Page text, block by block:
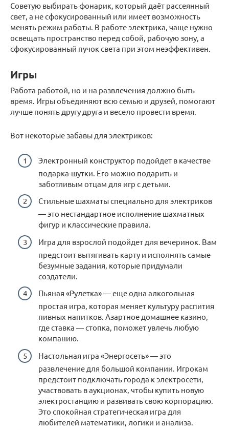
Советую выбирать фонарик, который даёт рассеянный
свет, а не сфокусированный или имеет возможность
менять режим работы. В работе электрика, чаще нужно
освещать пространство перед собой, рабочую зону, а
сфокусированный пучок света при этом неэффективен.
Игры
Работа работой, но и на развлечения должно быть
время. Игры объединяют всю семью и друзей, помогают
лучше понять другу друга и весело провести время.
Вот некоторые забавы для электриков:
Электронный конструктор подойдет в качестве
подарка-шутки. Его можно подарить и
заботливым отцам для игр с детьми.
Стильные шахматы специально для электриков
— это нестандартное исполнение шахматных
фигур и классические правила.
Игра для взрослой подойдет для вечеринок. Вам
предстоит вытягивать карту и исполнять самые
безумные задания, которые придумали
создатели.
Пьяная «Рулетка» — еще одна алкогольная
простая игра, которая меняет культуру распития
пивных напитков. Азартное домашнее казино,
где ставка — стопка, поможет увлечь любую
компанию.
Настольная игра «Энергосеть» — это
развлечение для большой компании. Игрокам
предстоит подключать города к электросети,
участвовать в аукционах, чтобы купить новую
электростанцию и развивать свою корпорацию.
Это спокойная стратегическая игра для
любителей математики, логики и анализа.